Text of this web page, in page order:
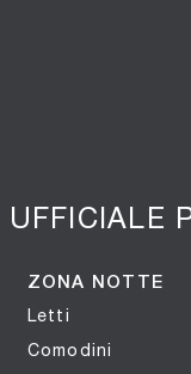
ZONA NOTTE
Letti
Comodini